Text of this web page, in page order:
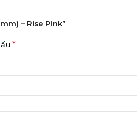
– Rise Pink”
*